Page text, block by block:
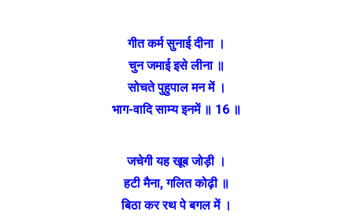
गीत कर्म सुनाई दीना ।
चुन जमाई इसे लीना ॥
सोचते पुहुपाल मन में ।
भाग-वादि साम्य इनमें ॥ 16 ॥
जचेगी यह खूब जोड़ी ।
हटी मैना, गलित कोढ़ी ॥
बिठा कर रथ पे बगल में ।